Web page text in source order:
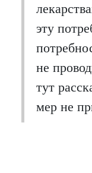
эту
не
тут
мер не